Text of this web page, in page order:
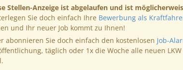
Stellen-Anzeige ist abgelaufen und ist
Sie doch einfach Ihre Bewerbung als
und Ihr neuer Job kommt zu Ihnen!
abonnieren Sie doch einfach den kostenlosen Job-
täglich oder 1x die Woche alle neuen